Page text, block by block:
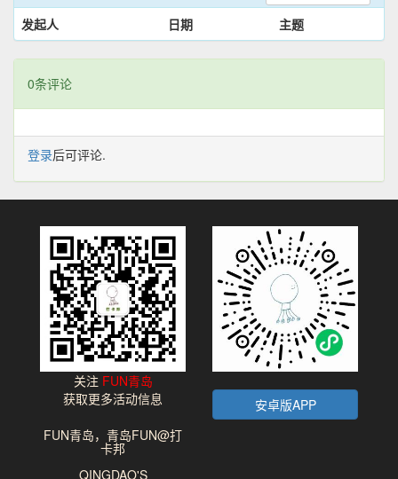
发起人 日期 主题
0条评论
登录后可评论.
关注 FUN青岛
获取更多活动信息
安卓版APP
FUN青岛，青岛FUN@打
卡邦
QINGDAO'S